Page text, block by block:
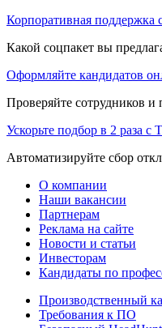
Корпоративная поддержка
Какой соцпакет вы
Оформляйте кандидатов
Проверяйте сотрудников
Ускорьте подбор в 2 раза с
Автоматизируйте сбор
О компании
Наши вакансии
Партнерам
Реклама на сайте
Новости и статьи
Инвесторам
Кандидаты по
Производственный
Требования к ПО